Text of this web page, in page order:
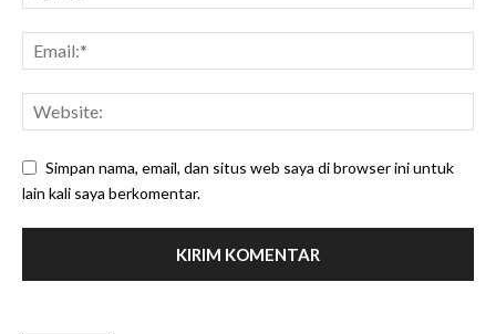
Simpan nama, email, dan situs web saya di browser ini untuk
lain kali saya berkomentar.